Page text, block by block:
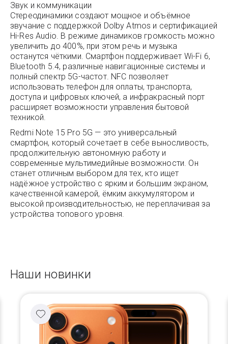
Звук и коммуникации
Стереодинамики создают мощное и объёмное
звучание с поддержкой Dolby Atmos и сертификацией
Hi-Res Audio. В режиме динамиков громкость можно
увеличить до 400%, при этом речь и музыка
останутся чёткими. Смартфон поддерживает Wi-Fi 6,
Bluetooth 5.4, различные навигационные системы и
полный спектр 5G-частот. NFC позволяет
использовать телефон для оплаты, транспорта,
доступа и цифровых ключей, а инфракрасный порт
расширяет возможности управления бытовой
техникой.
Redmi Note 15 Pro 5G — это универсальный
смартфон, который сочетает в себе выносливость,
продолжительную автономную работу и
современные мультимедийные возможности. Он
станет отличным выбором для тех, кто ищет
надёжное устройство с ярким и большим экраном,
качественной камерой, ёмким аккумулятором и
высокой производительностью, не переплачивая за
устройства топового уровня.
Наши новинки